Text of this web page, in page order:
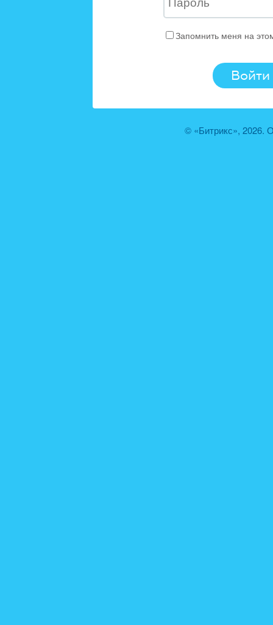
Запомнить меня на
© «Битрикс», 2026.